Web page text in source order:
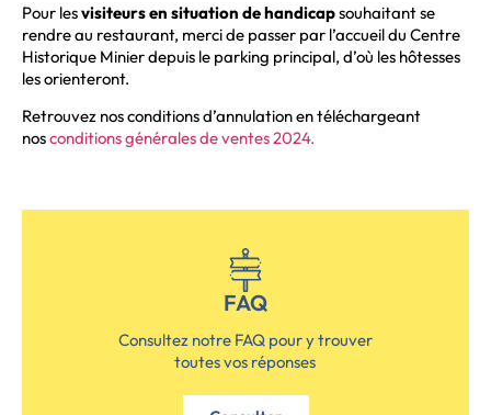
Pour lesvisiteurs en situation de handicapsouhaitant se
rendre au restaurant, merci de passer par l’accueil du Centre
Historique Minier depuis le parking principal, d’où les hôtesses
les orienteront.
Retrouvez nos conditions d’annulation en téléchargeant
nosconditions générales de ventes 2024.
FAQ
Consultez notre FAQ pour y trouver
toutes vos réponses